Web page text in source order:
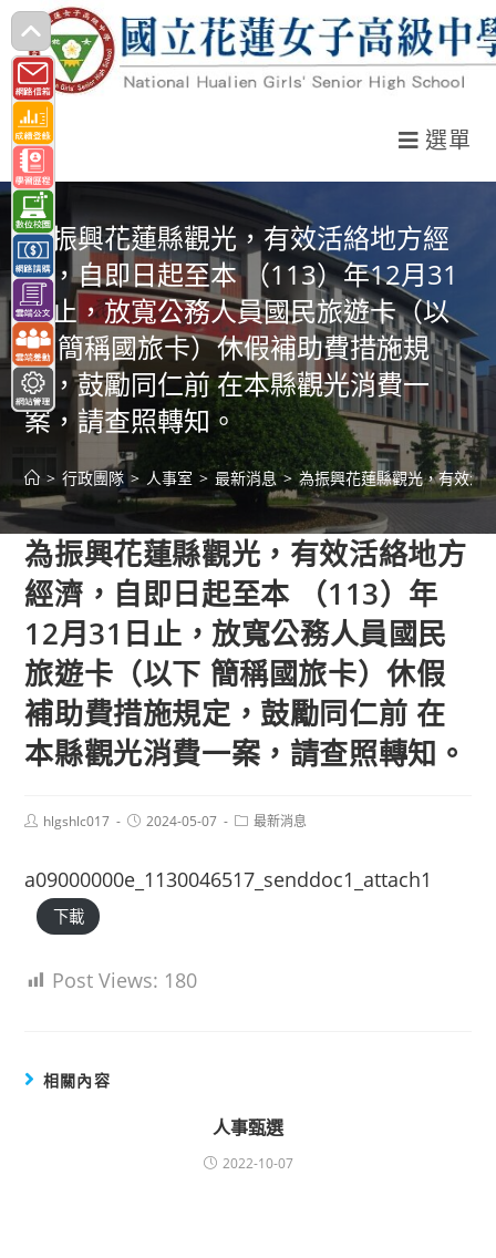
跳
轉
至
主
要
內
容
選單
為振興花蓮縣觀光，有效活絡地方經
濟，自即日起至本 （113）年12月31
日止，放寬公務人員國民旅遊卡（以
下 簡稱國旅卡）休假補助費措施規
定，鼓勵同仁前 在本縣觀光消費一
案，請查照轉知。
> 行政團隊 > 人事室 > 最新消息 > 為振興花蓮縣觀光，有效活
為振興花蓮縣觀光，有效活絡地方
經濟，自即日起至本 （113）年
12月31日止，放寬公務人員國民
旅遊卡（以下 簡稱國旅卡）休假
補助費措施規定，鼓勵同仁前 在
本縣觀光消費一案，請查照轉知。
Posthlgshlc017
Post2024-05-07
Post最新消息
a09000000e_1130046517_senddoc1_attach1
下載
Post Views: 180
相關內容
人事甄選
2022-10-07